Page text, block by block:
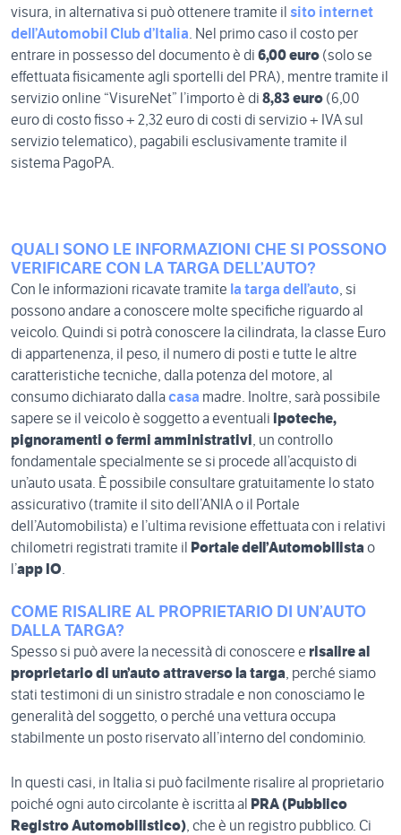
visura, in alternativa si può ottenere tramite il sito internet
dell’Automobil Club d’Italia . Nel primo caso il costo per
entrare in possesso del documento è di 6,00 euro (solo se
effettuata fisicamente agli sportelli del PRA), mentre tramite il
servizio online “VisureNet” l’importo è di 8,83 euro (6,00
euro di costo fisso + 2,32 euro di costi di servizio + IVA sul
servizio telematico), pagabili esclusivamente tramite il
sistema PagoPA.
QUALI SONO LE INFORMAZIONI CHE SI POSSONO
VERIFICARE CON LA TARGA DELL’AUTO?
Con le informazioni ricavate tramite la targa dell’auto, si
possono andare a conoscere molte specifiche riguardo al
veicolo. Quindi si potrà conoscere la cilindrata, la classe Euro
di appartenenza, il peso, il numero di posti e tutte le altre
caratteristiche tecniche, dalla potenza del motore, al
consumo dichiarato dallacasa madre. Inoltre, sarà possibile
sapere se il veicolo è soggetto a eventuali ipoteche,
pignoramenti o fermi amministrativi, un controllo
fondamentale specialmente se si procede all’acquisto di
un’auto usata. È possibile consultare gratuitamente lo stato
assicurativo (tramite il sito dell’ANIA o il Portale
dell’Automobilista) e l’ultima revisione effettuata con i relativi
chilometri registrati tramite il
Portale dell’Automobilista o
l’app IO.
COME RISALIRE AL PROPRIETARIO DI UN’AUTO
DALLA TARGA?
Spesso si può avere la necessità di conoscere e risalire al
proprietario di un’auto attraverso la targa , perché siamo
stati testimoni di un sinistro stradale e non conosciamo le
generalità del soggetto, o perché una vettura occupa
stabilmente un posto riservato all’interno del condominio.
In questi casi, in Italia si può facilmente risalire al proprietario
poiché ogni auto circolante è iscritta al
PRA (Pubblico
Registro Automobilistico) , che è un registro pubblico. Ci